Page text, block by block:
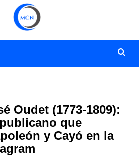
Oudet (1773-1809):
que
y Cayó en la